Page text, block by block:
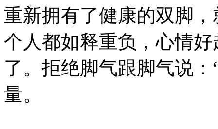
重新拥有了健康的双脚
个人都如释重负，心情
了。拒绝脚气跟脚气说
量。